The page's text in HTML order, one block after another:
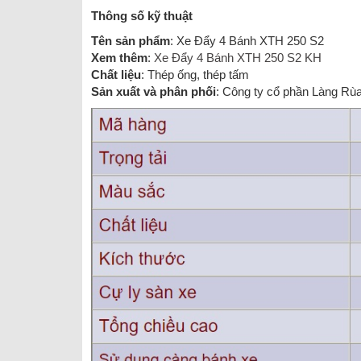
Thông số kỹ thuật
Tên sản phẩm: Xe Đẩy 4 Bánh XTH 250 S2
Xem thêm: Xe Đẩy 4 Bánh XTH 250 S2 KH
Chất liệu: Thép ống, thép tấm
Sản xuất và phân phối: Công ty cổ phần Làng